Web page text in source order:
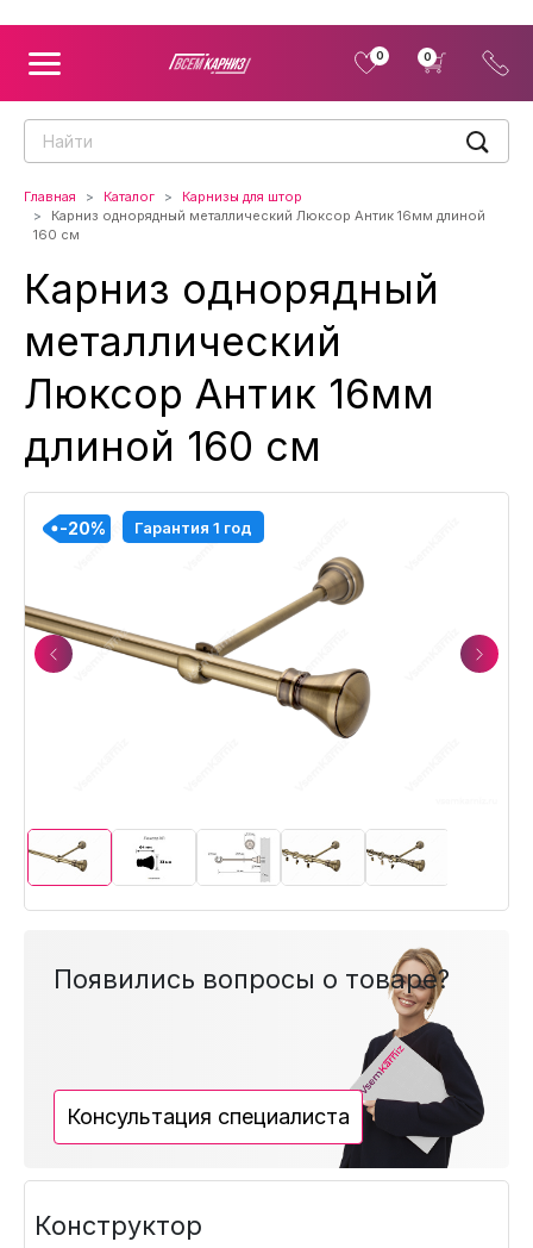
0 0
Главная Каталог
Карнизы для штор
Карниз однорядный металлический Люксор Антик 16мм длиной
160 см
Карниз однорядный
металлический
Люксор Антик 16мм
длиной 160 см
Previous
-20% Гарантия 1 год
-20%
-20%
-20%
-20%
-20%
-20%
-20%
-20%
Next
Появились вопросы о товаре?
Консультация специалиста
Конструктор